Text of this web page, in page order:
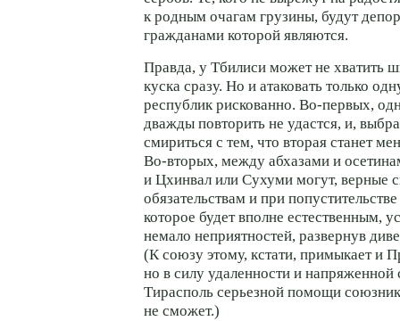
к родным очагам грузины, будут
гражданами которой являются.
Правда, у Тбилиси может не хватить
куска сразу. Но и атаковать только
республик рискованно. Во-первых,
дважды повторить не удастся, и,
смириться с тем, что вторая станет
Во-вторых, между абхазами и
и Цхинвал или Сухуми могут, верные
обязательствам и при
которое будет вполне естественным,
немало неприятностей, развернув
(К союзу этому, кстати, примыкает и
но в силу удаленности и напряженной
Тирасполь серьезной помощи
не сможет.)